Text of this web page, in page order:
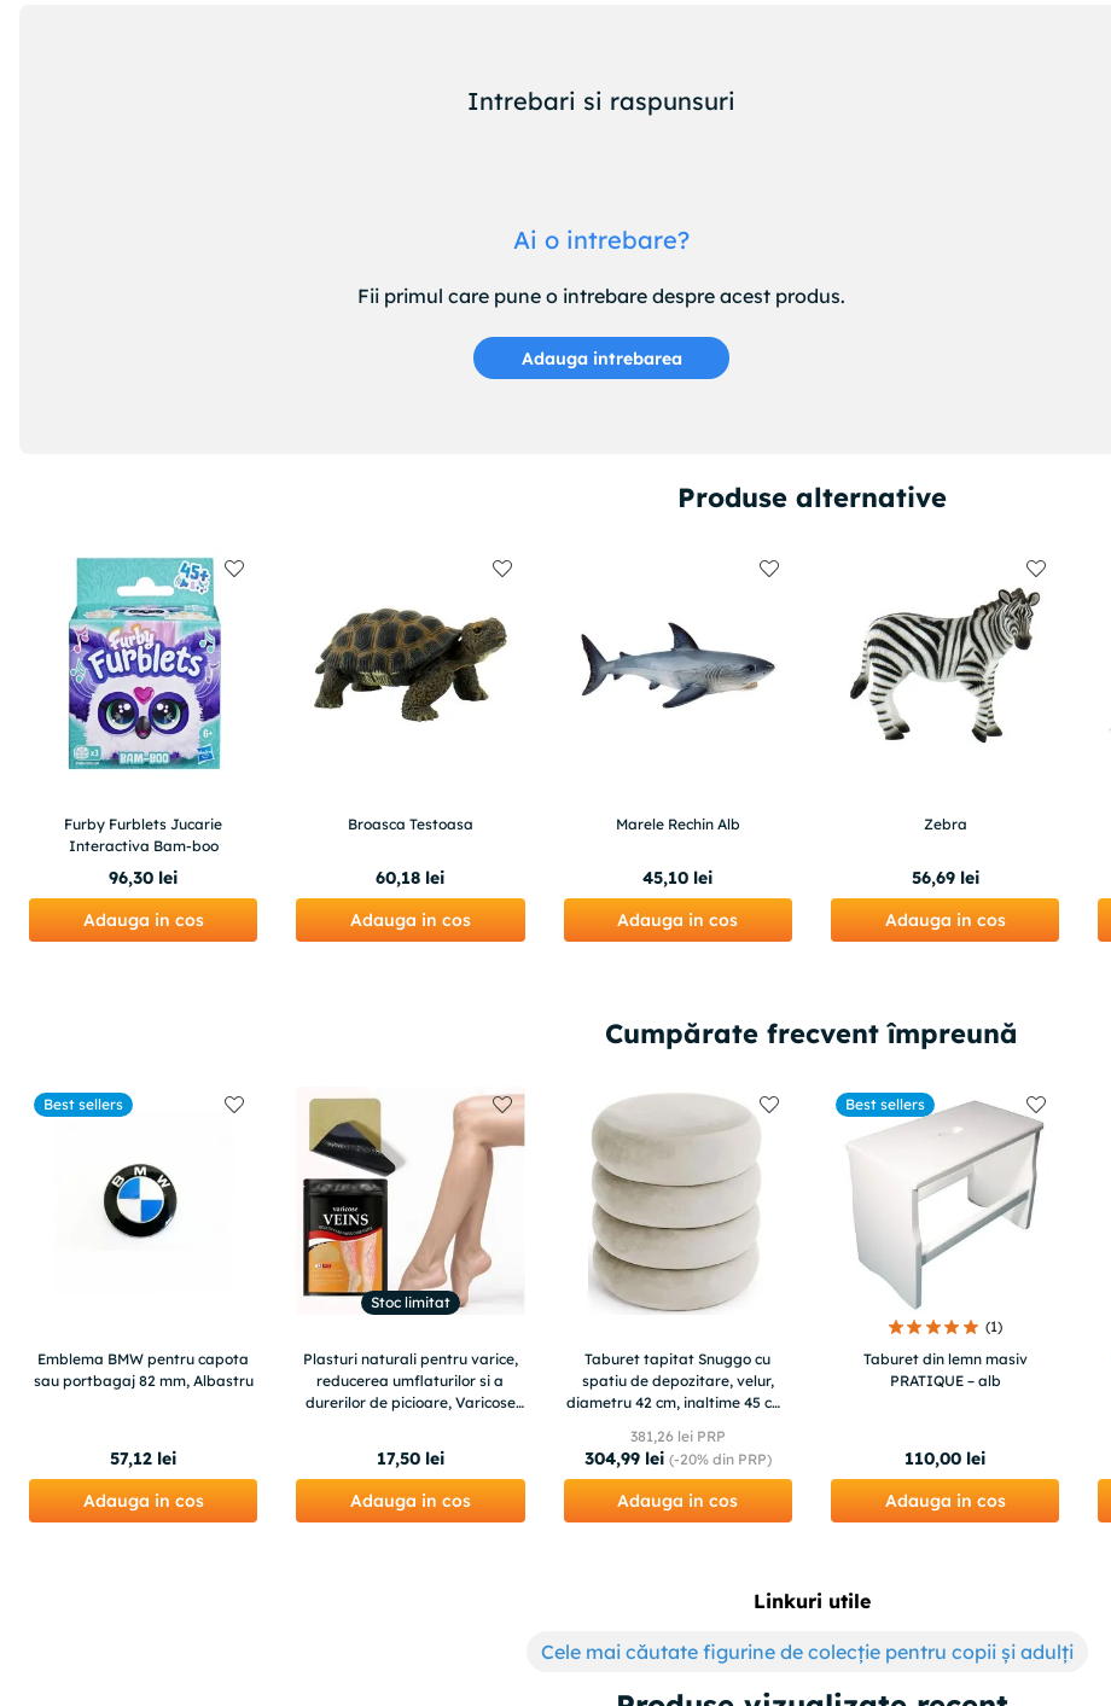
Intrebari si raspunsuri
Ai o intrebare?
Fii primul care pune o intrebare despre acest produs.
Adauga intrebarea
Produse alternative
Furby Furblets Jucarie
Interactiva Bam-boo
96,30 lei
Adauga in cos
Broasca Testoasa
60,18 lei
Adauga in cos
Marele Rechin Alb
45,10 lei
Adauga in cos
Zebra
56,69 lei
Adauga in cos
Cumpărate frecvent împreună
Best sellers
Emblema BMW pentru capota
sau portbagaj 82 mm, Albastru
57,12 lei
Adauga in cos
Stoc limitat
Plasturi naturali pentru varice,
reducerea umflaturilor si a
durerilor de picioare, Varicose
17,50 lei
Adauga in cos
Taburet tapitat Snuggo cu
spatiu de depozitare, velur,
diametru 42 cm, inaltime 45 cm,
381,26 lei PRP
304,99 lei (-20%din PRP)
Adauga in cos
Best sellers
(1)
Taburet din lemn masiv
PRATIQUE – alb
110,00 lei
Adauga in cos
Linkuri utile
Cele mai căutate figurine de colecție pentru copii și adulți